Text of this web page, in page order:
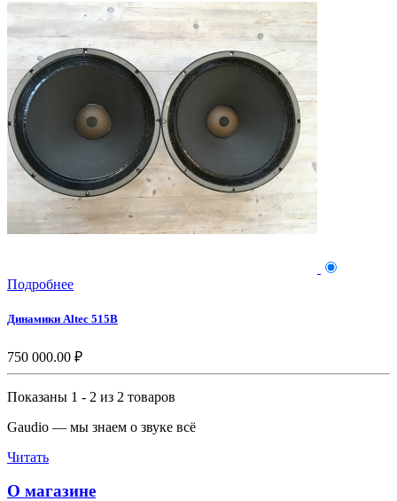
Подробнее
Динамики Altec 515B
750 000.00 ₽
Показаны 1 - 2 из 2 товаров
Gaudio — мы знаем о звуке всё
Читать
О магазине